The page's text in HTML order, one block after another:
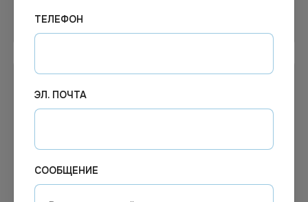
Узнать цену
ТЕЛЕФОН
ЭЛ. ПОЧТА
СООБЩЕНИЕ